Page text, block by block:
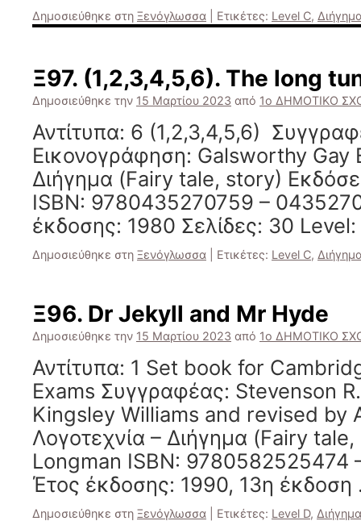
Δημοσιεύθηκε στη Ξενόγλωσσα Ετικέτες: Level C,
Ξ97. (1,2,3,4,5,6). The long
Δημοσιεύθηκε την 15 Μαρτίου 2023 από 1ο ΔΗΜΟΤΙΚΟ
Αντίτυπα: 6 (1,2,3,4,5,6)
Εικονογράφηση: Galsworthy Gay
Διήγημα (Fairy tale, story)
ISBN: 9780435270759 –
έκδοσης: 1980 Σελίδες: 30 Level:
Δημοσιεύθηκε στη Ξενόγλωσσα Ετικέτες: Level C,
Ξ96. Dr Jekyll and Mr Hyde
Δημοσιεύθηκε την 15 Μαρτίου 2023 από 1ο ΔΗΜΟΤΙΚΟ
Αντίτυπα: 1 Set book for
Exams Συγγραφέας: Stevenson
Kingsley Williams and revised by
Λογοτεχνία – Διήγημα (Fairy
Longman ISBN: 9780582525474
Έτος έκδοσης: 1990, 13η
Δημοσιεύθηκε στη Ξενόγλωσσα Ετικέτες: Level D, Διήγημα